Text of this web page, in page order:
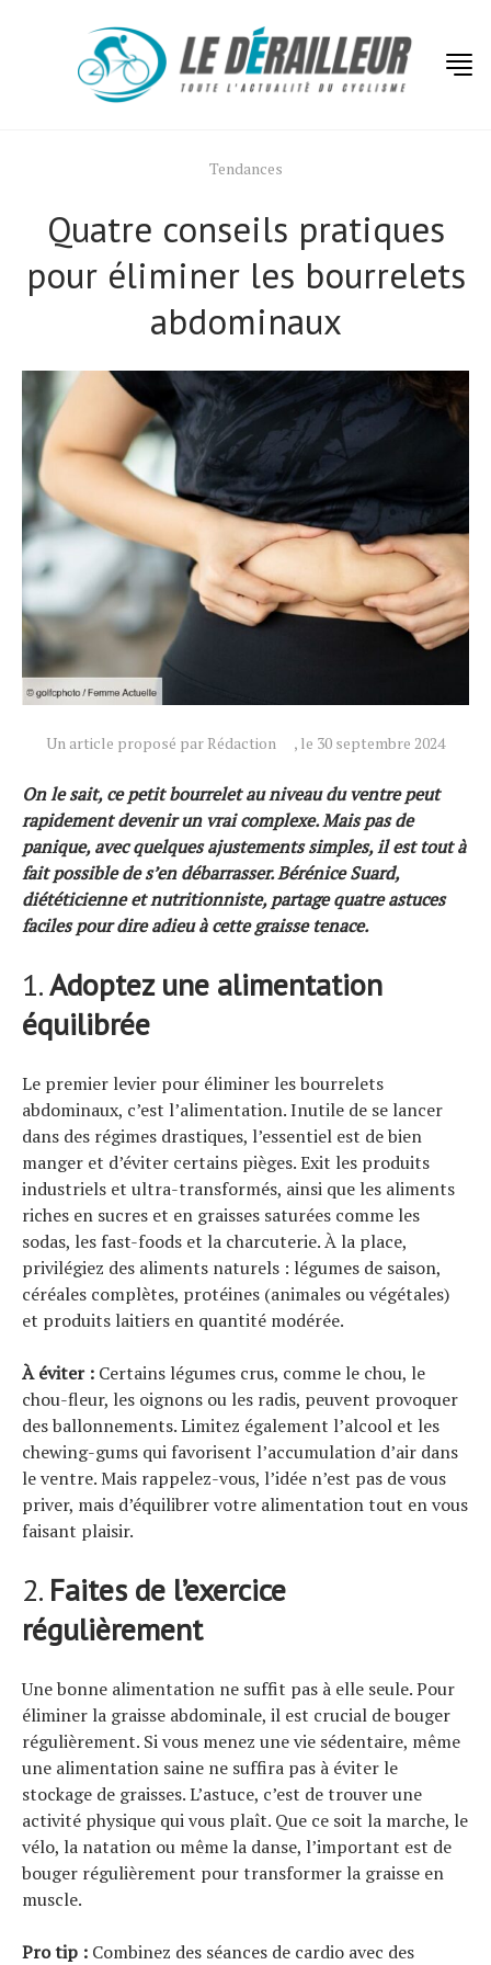
Tendances
Quatre conseils pratiques
pour éliminer les bourrelets
abdominaux
Un article proposé par Rédaction , le 30 septembre 2024
On le sait, ce petit bourrelet au niveau du ventre peut
rapidement devenir un vrai complexe. Mais pas de
panique, avec quelques ajustements simples, il est tout à
fait possible de s’en débarrasser. Bérénice Suard,
diététicienne et nutritionniste, partage quatre astuces
faciles pour dire adieu à cette graisse tenace.
1.Adoptez une alimentation
équilibrée
Le premier levier pour éliminer les bourrelets
abdominaux, c’est l’alimentation. Inutile de se lancer
dans des régimes drastiques, l’essentiel est de bien
manger et d’éviter certains pièges. Exit les produits
industriels et ultra-transformés, ainsi que les aliments
riches en sucres et en graisses saturées comme les
sodas, les fast-foods et la charcuterie. À la place,
privilégiez des aliments naturels : légumes de saison,
céréales complètes, protéines (animales ou végétales)
et produits laitiers en quantité modérée.
À éviter : Certains légumes crus, comme le chou, le
chou-fleur, les oignons ou les radis, peuvent provoquer
des ballonnements. Limitez également l’alcool et les
chewing-gums qui favorisent l’accumulation d’air dans
le ventre. Mais rappelez-vous, l’idée n’est pas de vous
priver, mais d’équilibrer votre alimentation tout en vous
faisant plaisir.
2. Faites de l’exercice
régulièrement
Une bonne alimentation ne suffit pas à elle seule. Pour
éliminer la graisse abdominale, il est crucial de bouger
régulièrement. Si vous menez une vie sédentaire, même
une alimentation saine ne suffira pas à éviter le
stockage de graisses. L’astuce, c’est de trouver une
activité physique qui vous plaît. Que ce soit la marche, le
vélo, la natation ou même la danse, l’important est de
bouger régulièrement pour transformer la graisse en
muscle.
Pro tip : Combinez des séances de cardio avec des
Tests de produits
Conseils
Tendances
Tous nos articles
À propos